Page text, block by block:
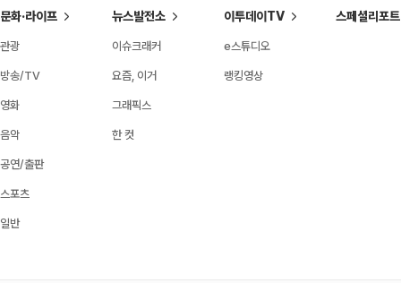
문화·라이프
관광
방송/TV
영화
음악
공연/출판
스포츠
일반
뉴스발전소
이슈크래커
요즘, 이거
그래픽스
한 컷
이투데이TV
e스튜디오
랭킹영상
스페셜리포트